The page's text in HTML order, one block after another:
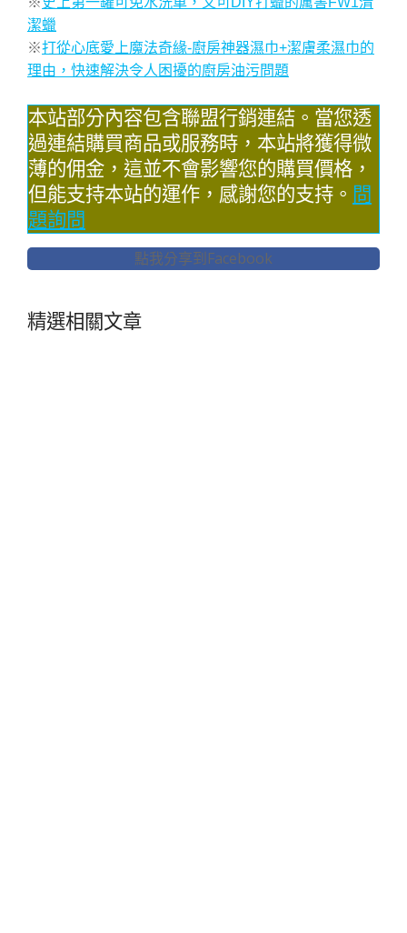
潔蠟
※打從心底愛上魔法奇緣-廚房神器濕巾+潔膚柔濕巾的
理由，快速解決令人困擾的廚房油污問題
本站部分內容包含聯盟行銷連結。當您透
過連結購買商品或服務時，本站將獲得微
薄的佣金，這並不會影響您的購買價格，
但能支持本站的運作，感謝您的支持。 問
題詢問
點我分享到Facebook
精選相關文章